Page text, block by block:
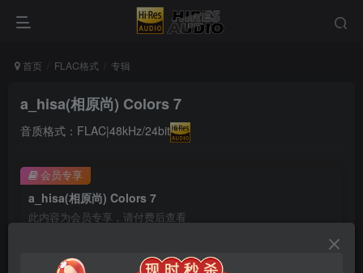
首页 FLAC格式 专辑
a_hisa(相原尚) Colors 7
音质格式：FLAC|48kHz/24bit
a_hisa(相原尚) Colors 7
此内容为会员专享，请付费后查看
9.9 ￥99
会员专享